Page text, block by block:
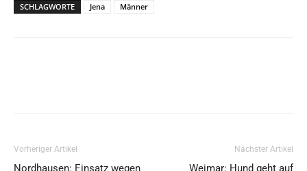
SCHLAGWORTE Jena Männer
Vorheriger Artikel
Nordhausen: Einsatz wegen
Nächster Artikel
Weimar: Hund geht auf